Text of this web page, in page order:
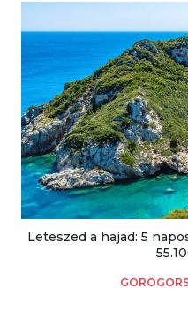
Leteszed a hajad: 5